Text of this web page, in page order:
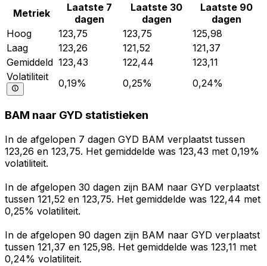
Metriek
Laatste 7
dagen
Laatste 30
dagen
Laatste 90
dagen
Hoog
123,75 123,75
125,98
Laag
123,26 121,52
121,37
Gemiddeld 123,43 122,44
123,11
Volatiliteit
0,19% 0,25% 0,24%
BAM naar GYD statistieken
In de afgelopen 7 dagen GYD BAM verplaatst tussen
123,26 en 123,75. Het gemiddelde was 123,43 met 0,19%
volatiliteit.
In de afgelopen 30 dagen zijn BAM naar GYD verplaatst
tussen 121,52 en 123,75. Het gemiddelde was 122,44 met
0,25% volatiliteit.
In de afgelopen 90 dagen zijn BAM naar GYD verplaatst
tussen 121,37 en 125,98. Het gemiddelde was 123,11 met
0,24% volatiliteit.